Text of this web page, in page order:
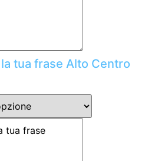
tua frase Alto Centro